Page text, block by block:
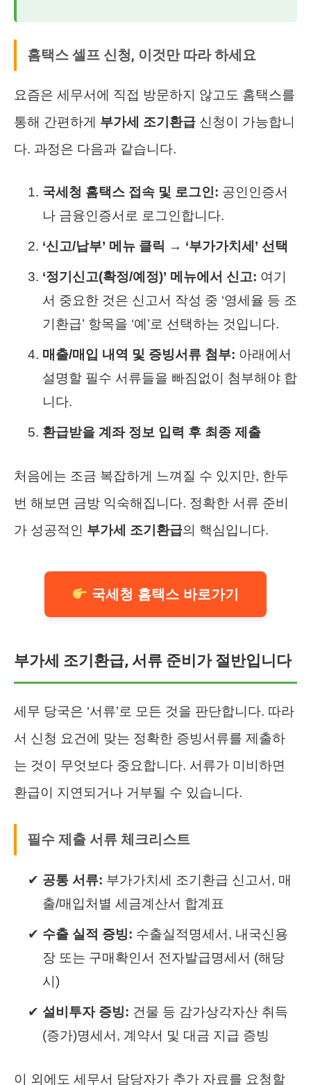
홈택스 셀프 신청, 이것만 따라 하세요
요즘은 세무서에 직접 방문하지 않고도 홈택스를
통해 간편하게 부가세 조기환급 신청이 가능합니
다. 과정은 다음과 같습니다.
국세청 홈택스 접속 및 로그인: 공인인증서
나 금융인증서로 로그인합니다.
‘신고/납부’ 메뉴 클릭 → ‘부가가치세’ 선택
‘정기신고(확정/예정)’ 메뉴에서 신고: 여기
서 중요한 것은 신고서 작성 중 ‘영세율 등 조
기환급’ 항목을 ‘예’로 선택하는 것입니다.
매출/매입 내역 및 증빙서류 첨부: 아래에서
설명할 필수 서류들을 빠짐없이 첨부해야 합
니다.
환급받을 계좌 정보 입력 후 최종 제출
처음에는 조금 복잡하게 느껴질 수 있지만, 한두
번 해보면 금방 익숙해집니다. 정확한 서류 준비
가 성공적인 부가세 조기환급의 핵심입니다.
국세청 홈택스 바로가기
부가세 조기환급, 서류 준비가 절반입니다
세무 당국은 ‘서류’로 모든 것을 판단합니다. 따라
서 신청 요건에 맞는 정확한 증빙서류를 제출하
는 것이 무엇보다 중요합니다. 서류가 미비하면
환급이 지연되거나 거부될 수 있습니다.
필수 제출 서류 체크리스트
공통 서류: 부가가치세 조기환급 신고서, 매
출/매입처별 세금계산서 합계표
수출 실적 증빙: 수출실적명세서, 내국신용
장 또는 구매확인서 전자발급명세서 (해당
시)
설비투자 증빙: 건물 등 감가상각자산 취득
(증가)명세서, 계약서 및 대금 지급 증빙
이 외에도 세무서 담당자가 추가 자료를 요청할